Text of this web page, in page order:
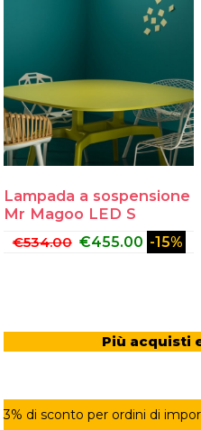
Lampada a sospensione
Mr Magoo LED S
€534.00 €455.00 -15%
Più acquisti
3% di sconto per ordini di